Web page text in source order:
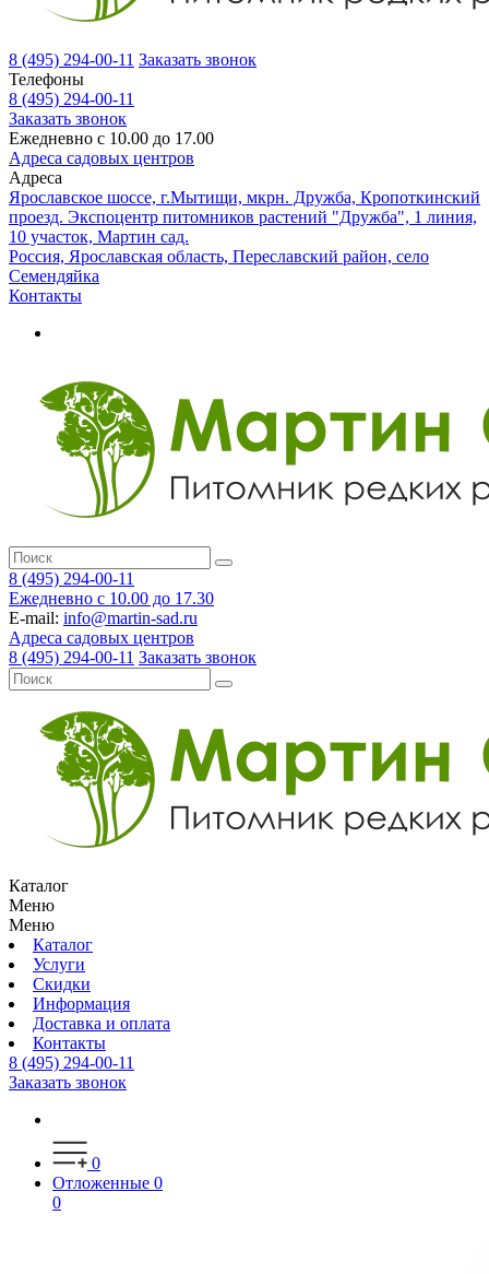
8 (495) 294-00-11 Заказать звонок
Телефоны
8 (495) 294-00-11
Заказать звонок
Ежедневно с 10.00 до 17.00
Адреса садовых центров
Адреса
Ярославское шоссе, г.Мытищи, мкрн. Дружба, Кропоткинский
проезд. Экспоцентр питомников растений "Дружба", 1 линия,
10 участок, Мартин сад.
Россия, Ярославская область, Переславский район, село
Семендяйка
Контакты
8 (495) 294-00-11
Ежедневно с 10.00 до 17.30
E-mail: info@martin-sad.ru
Адреса садовых центров
8 (495) 294-00-11 Заказать звонок
Каталог
Меню
Меню
Каталог
Услуги
Скидки
Информация
Доставка и оплата
Контакты
8 (495) 294-00-11
Заказать звонок
0
Отложенные 0
0